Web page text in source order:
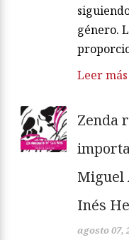
género.
Leer más
Zenda
Miguel
Inés
agosto 07,